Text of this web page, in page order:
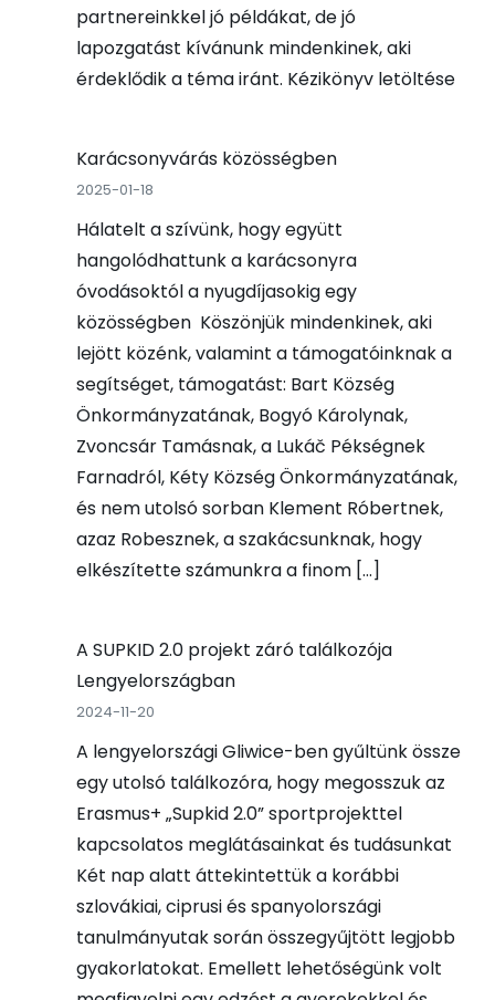
partnereinkkel jó példákat, de jó
lapozgatást kívánunk mindenkinek, aki
érdeklődik a téma iránt. Kézikönyv letöltése
Karácsonyvárás közösségben
2025-01-18
Hálatelt a szívünk, hogy együtt
hangolódhattunk a karácsonyra
óvodásoktól a nyugdíjasokig egy
közösségben Köszönjük mindenkinek, aki
lejött közénk, valamint a támogatóinknak a
segítséget, támogatást: Bart Község
Önkormányzatának, Bogyó Károlynak,
Zvoncsár Tamásnak, a Lukáč Pékségnek
Farnadról, Kéty Község Önkormányzatának,
és nem utolsó sorban Klement Róbertnek,
azaz Robesznek, a szakácsunknak, hogy
elkészítette számunkra a finom […]
A SUPKID 2.0 projekt záró találkozója
Lengyelországban
2024-11-20
A lengyelországi Gliwice-ben gyűltünk össze
egy utolsó találkozóra, hogy megosszuk az
Erasmus+ „Supkid 2.0” sportprojekttel
kapcsolatos meglátásainkat és tudásunkat
Két nap alatt áttekintettük a korábbi
szlovákiai, ciprusi és spanyolországi
tanulmányutak során összegyűjtött legjobb
gyakorlatokat. Emellett lehetőségünk volt